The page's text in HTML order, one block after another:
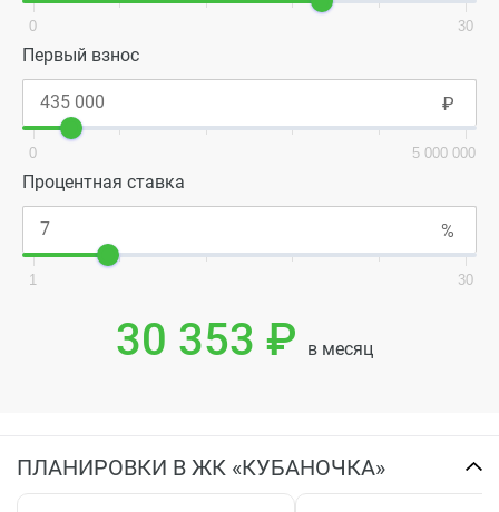
0 30
Первый взнос
0 5 000 000
Процентная ставка
1 30
30 353 ₽ в месяц
ПЛАНИРОВКИ В ЖК «КУБАНОЧКА»